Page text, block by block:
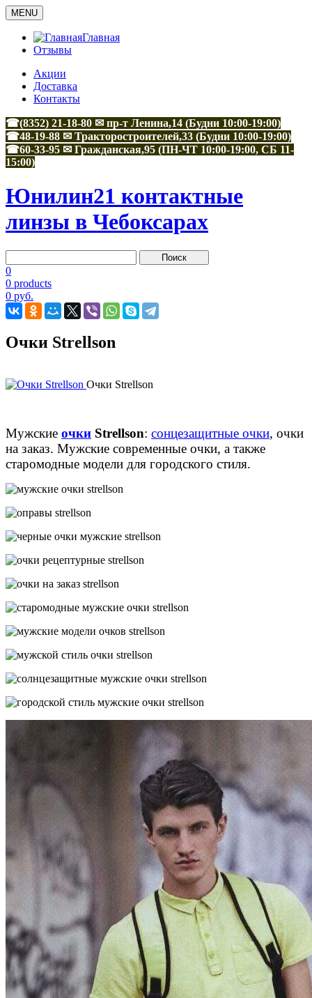
MENU
Главная
Отзывы
Акции
Доставка
Контакты
☎(8352) 21-18-80 ✉ пр-т Ленина,14 (Будни 10:00-19:00)
☎48-19-88 ✉ Тракторостроителей,33 (Будни 10:00-19:00)
☎60-33-95 ✉ Гражданская,95 (ПН-ЧТ 10:00-19:00, СБ 11-
15:00)
Юнилин21 контактные
линзы в Чебоксарах
0
0 products
0 руб.
Очки Strellson
Очки Strellson
Мужские очки Strellson: сонцезащитные очки, очки
на заказ. Мужские современные очки, а также
старомодные модели для городского стиля.